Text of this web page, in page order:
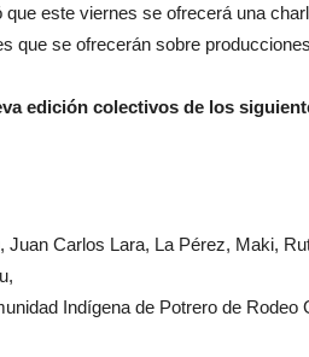
este viernes se ofrecerá una
que se ofrecerán sobre
edición colectivos de los
Carlos Lara, La Pérez, Maki,
Indígena de Potrero de